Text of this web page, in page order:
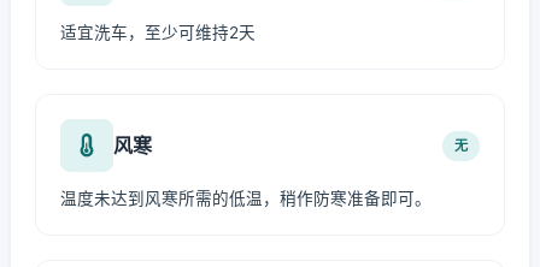
适宜洗车，至少可维持2天
风寒 无
温度未达到风寒所需的低温，稍作防寒准备即可。